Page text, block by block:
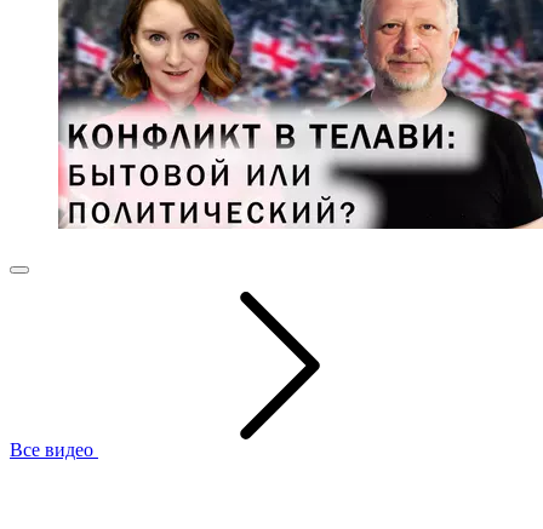
Все видео